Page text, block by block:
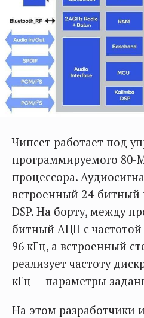
Чипсет работает под
программируемого 80-
процессора.
встроенный 24-битный
DSP. На борту, между
битный АЦП с
96 кГц, а встроенный
реализует частоту
кГц — параметры
На этом разработчики